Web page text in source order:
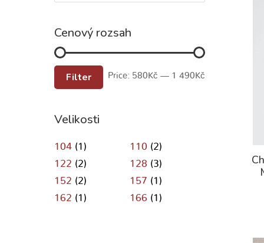
Cenový rozsah
Filter Price: 580Kč — 1 490Kč
Velikosti
104 (1) 110 (2)
122 (2) 128 (3)
152 (2) 157 (1)
162 (1) 166 (1)